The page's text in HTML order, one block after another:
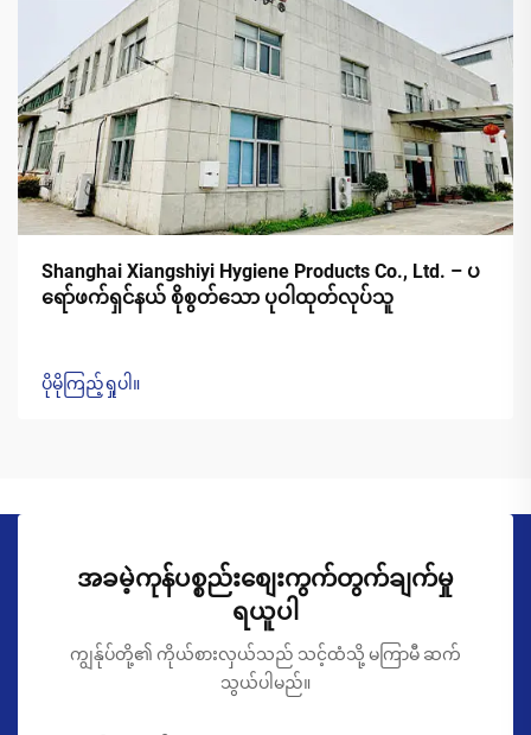
Shanghai Xiangshiyi Hygiene Products Co., Ltd. – ပ
ရော်ဖက်ရှင်နယ် စိုစွတ်သော ပုဝါထုတ်လုပ်သူ
ပိုမိုကြည့်ရှုပါ။
အခမဲ့ကုန်ပစ္စည်းစျေးကွက်တွက်ချက်မှု
ရယူပါ
ကျွန်ုပ်တို့၏ ကိုယ်စားလှယ်သည် သင့်ထံသို့ မကြာမီ ဆက်
သွယ်ပါမည်။